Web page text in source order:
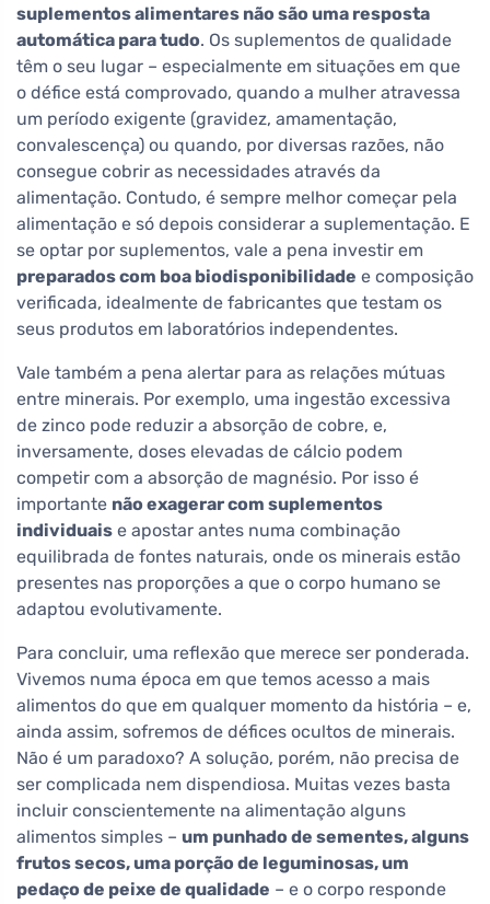
suplementos alimentares não são uma resposta
automática para tudo. Os suplementos de qualidade
têm o seu lugar – especialmente em situações em que
o défice está comprovado, quando a mulher atravessa
um período exigente (gravidez, amamentação,
convalescença) ou quando, por diversas razões, não
consegue cobrir as necessidades através da
alimentação. Contudo, é sempre melhor começar pela
alimentação e só depois considerar a suplementação. E
se optar por suplementos, vale a pena investir em
preparados com boa biodisponibilidade e composição
verificada, idealmente de fabricantes que testam os
seus produtos em laboratórios independentes.
Vale também a pena alertar para as relações mútuas
entre minerais. Por exemplo, uma ingestão excessiva
de zinco pode reduzir a absorção de cobre, e,
inversamente, doses elevadas de cálcio podem
competir com a absorção de magnésio. Por isso é
importante não exagerar com suplementos
individuais e apostar antes numa combinação
equilibrada de fontes naturais, onde os minerais estão
presentes nas proporções a que o corpo humano se
adaptou evolutivamente.
Para concluir, uma reflexão que merece ser ponderada.
Vivemos numa época em que temos acesso a mais
alimentos do que em qualquer momento da história – e,
ainda assim, sofremos de défices ocultos de minerais.
Não é um paradoxo? A solução, porém, não precisa de
ser complicada nem dispendiosa. Muitas vezes basta
incluir conscientemente na alimentação alguns
alimentos simples – um punhado de sementes, alguns
frutos secos, uma porção de leguminosas, um
pedaço de peixe de qualidade – e o corpo responde